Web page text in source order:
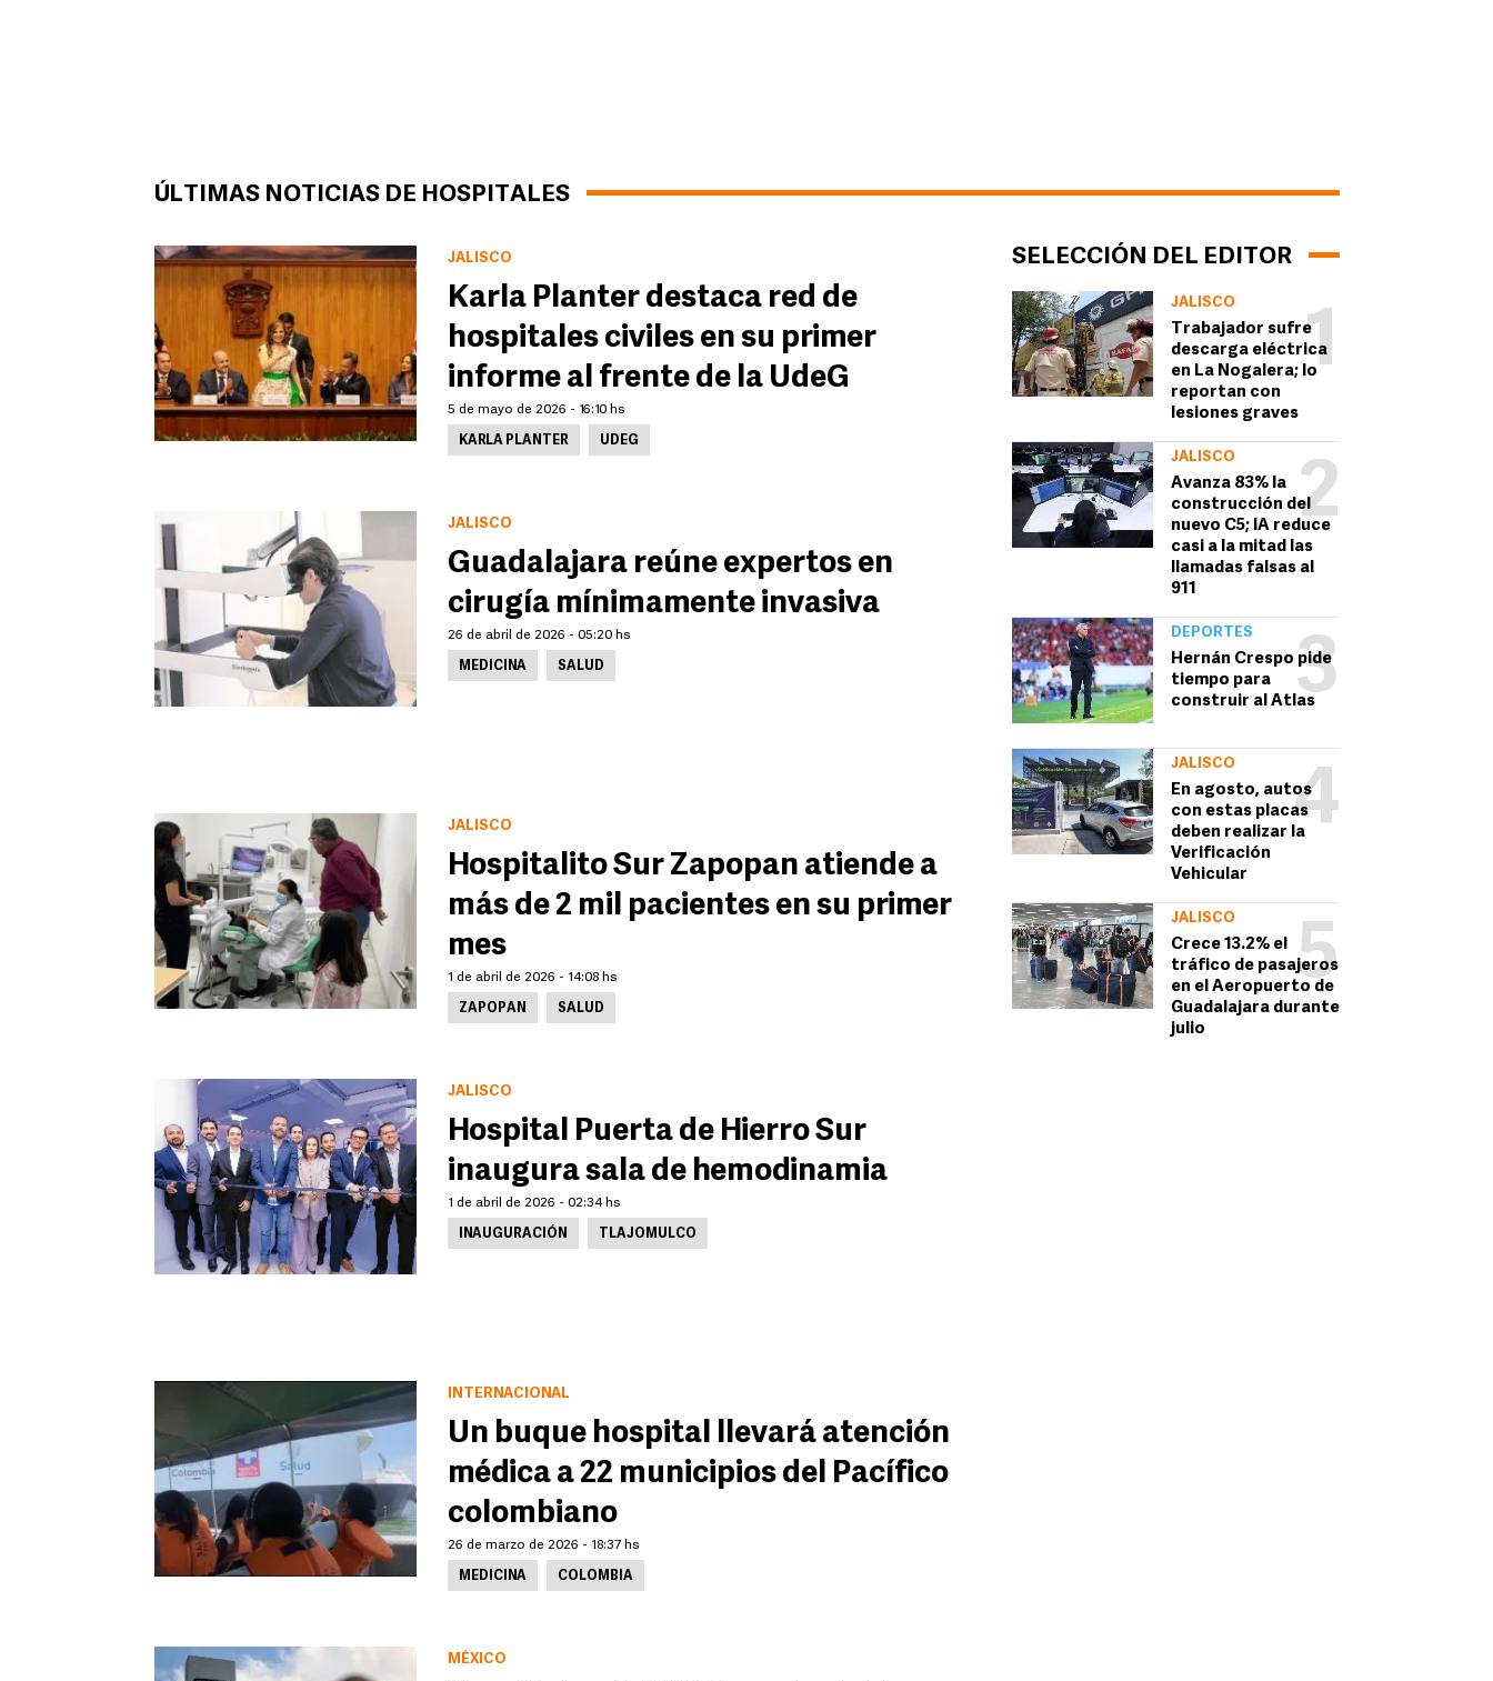
ÚLTIMAS NOTICIAS DE HOSPITALES
SELECCIÓN DEL EDITOR
1
JALISCO
Trabajador sufre
descarga eléctrica
en La Nogalera; lo
reportan con
lesiones graves
2
JALISCO
Avanza 83% la
construcción del
nuevo C5; IA reduce
casi a la mitad las
llamadas falsas al
911
3
DEPORTES
Hernán Crespo pide
tiempo para
construir al Atlas
4
JALISCO
En agosto, autos
con estas placas
deben realizar la
Verificación
Vehicular
5
JALISCO
Crece 13.2% el
tráfico de pasajeros
en el Aeropuerto de
Guadalajara durante
julio
JALISCO
Karla Planter destaca red de
hospitales civiles en su primer
informe al frente de la UdeG
5 de mayo de 2026 - 16:10 hs
KARLA PLANTER UDEG
JALISCO
Guadalajara reúne expertos en
cirugía mínimamente invasiva
26 de abril de 2026 - 05:20 hs
MEDICINA SALUD
JALISCO
Hospitalito Sur Zapopan atiende a
más de 2 mil pacientes en su primer
mes
1 de abril de 2026 - 14:08 hs
ZAPOPAN SALUD
JALISCO
Hospital Puerta de Hierro Sur
inaugura sala de hemodinamia
1 de abril de 2026 - 02:34 hs
INAUGURACIÓN TLAJOMULCO
INTERNACIONAL
Un buque hospital llevará atención
médica a 22 municipios del Pacífico
colombiano
26 de marzo de 2026 - 18:37 hs
MEDICINA COLOMBIA
MÉXICO